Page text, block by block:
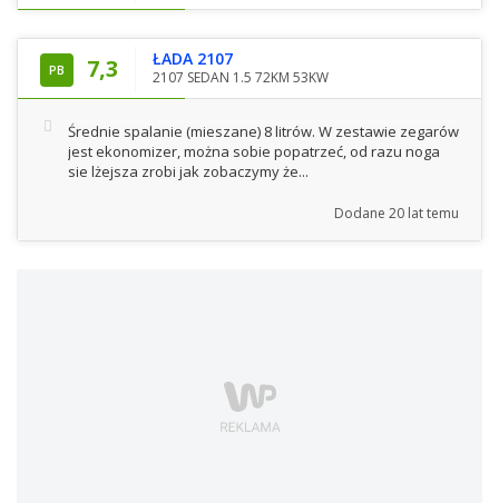
PB 7,3 ŁADA 2107
2107 SEDAN 1.5 72KM 53KW
Średnie spalanie (mieszane) 8 litrów. W zestawie zegarów
jest ekonomizer, można sobie popatrzeć, od razu noga
sie lżejsza zrobi jak zobaczymy że...
Dodane 20 lat temu